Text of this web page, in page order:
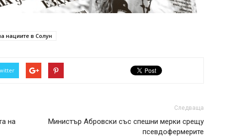
нациите в Солун
на
Следваща
Министър Абровски със спешни мерки срещу
псевдофермерите